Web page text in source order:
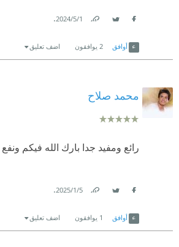
1‏/5‏/2024
.
أوافق 2 يوافقون اضف تعليق
محمد صلاح
رائع ومفيد جدا بارك الله فيكم
5‏/1‏/2025
.
أوافق 1 يوافقون اضف تعليق